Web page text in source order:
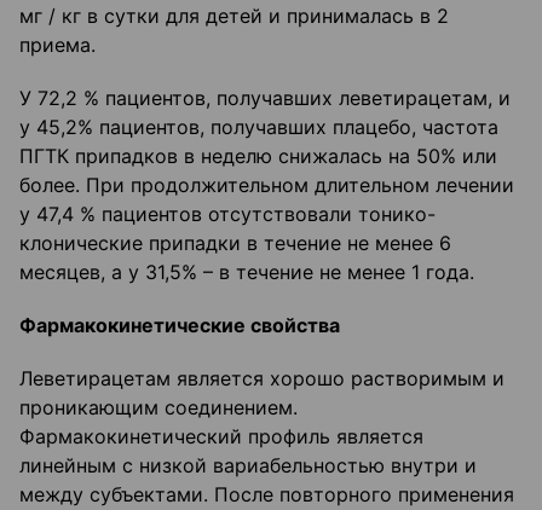
мг / кг в сутки для детей и принималась в 2
приема.
У 72,2 % пациентов, получавших леветирацетам, и
у 45,2% пациентов, получавших плацебо, частота
ПГТК припадков в неделю снижалась на 50% или
более. При продолжительном длительном лечении
у 47,4 % пациентов отсутствовали тонико-
клонические припадки в течение не менее 6
месяцев, а у 31,5% – в течение не менее 1 года.
Фармакокинетические свойства
Леветирацетам является хорошо растворимым и
проникающим соединением.
Фармакокинетический профиль является
линейным с низкой вариабельностью внутри и
между субъектами. После повторного применения